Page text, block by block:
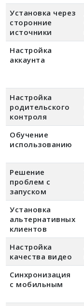
Установка через
сторонние
источники
Настройка
аккаунта
Настройка
родительского
контроля
Обучение
использованию
Решение
проблем с
запуском
Установка
альтернативных
клиентов
Настройка
качества видео
Синхронизация
с мобильным